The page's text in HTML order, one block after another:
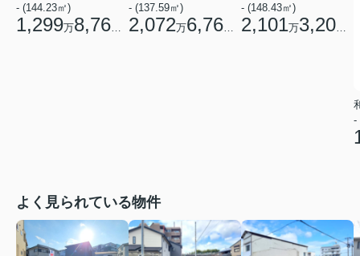
- (144.23㎡)
1,299万8,760 円
- (137.59㎡)
2,072万6,760 円
- (148.43㎡)
2,101万3,200
-
よく見られている物件